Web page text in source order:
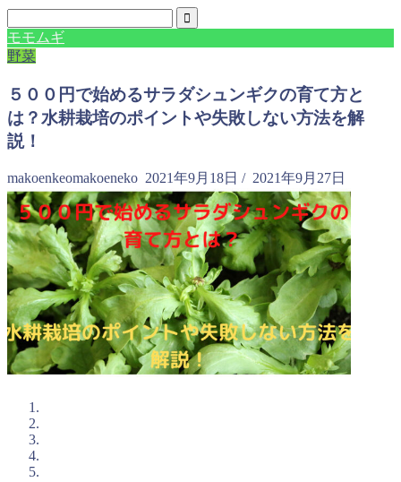
モモムギ
野菜
５００円で始めるサラダシュンギクの育て方と
は？水耕栽培のポイントや失敗しない方法を解
説！
makoenkeomakoeneko 2021年9月18日 / 2021年9月27日